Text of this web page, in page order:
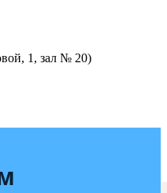
1, зал № 20)